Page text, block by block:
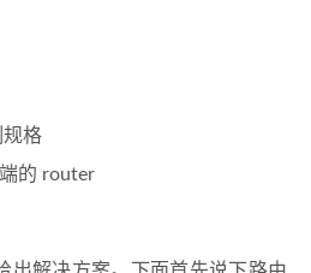
格
的 router